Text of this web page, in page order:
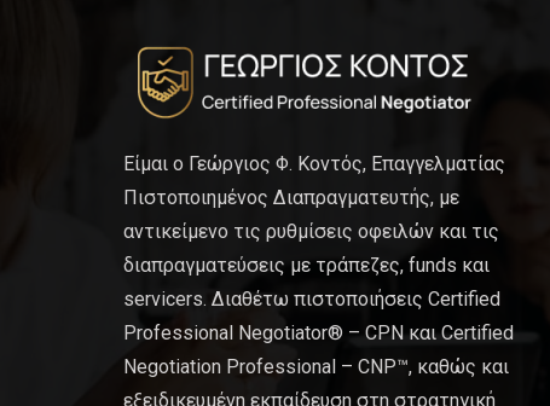
Είμαι ο Γεώργιος Φ. Κοντός, Επαγγελματίας
Πιστοποιημένος Διαπραγματευτής, με
αντικείμενο τις ρυθμίσεις οφειλών και τις
διαπραγματεύσεις με τράπεζες, funds και
servicers. Διαθέτω πιστοποιήσεις Certified
Professional Negotiator® – CPN και Certified
Negotiation Professional – CNP™, καθώς και
εξειδικευμένη εκπαίδευση στη στρατηγική